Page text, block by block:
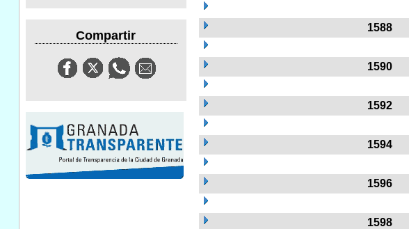
Compartir
1588
1590
1592
1594
1596
1598